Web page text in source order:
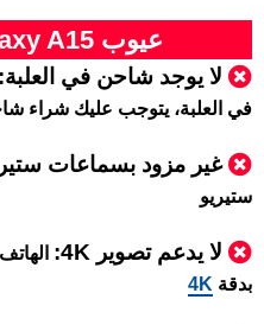
عيوب Samsung Galaxy A15
لا يوجد شاحن في العلبة:
في العلبة، يتوجب عليك شراء
غير مزود بسماعات
ستيريو
لا يدعم تصوير 4K:
بدقة 4K